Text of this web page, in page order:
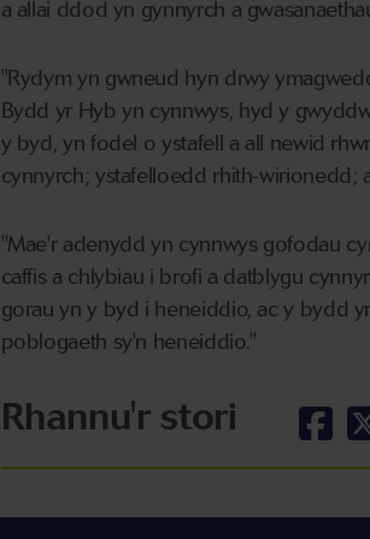
a allai ddod yn gynnyrch a
"Rydym yn gwneud hyn drwy
Bydd yr Hyb yn cynnwys, hyd y
y byd, yn fodel o ystafell a all newid
cynnyrch; ystafelloedd rhith-wirionedd;
"Mae'r adenydd yn cynnwys gofodau
caffis a chlybiau i brofi a datblygu
gorau yn y byd i heneiddio, ac y bydd
poblogaeth sy'n heneiddio."
Rhannu'r stori